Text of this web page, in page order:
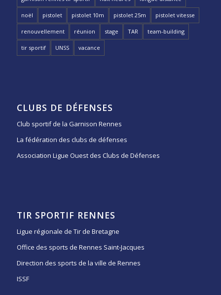
noël pistolet pistolet 10m pistolet 25m pistolet vitesse
renouvellement réunion stage TAR team-building
tir sportif UNSS vacance
CLUBS DE DÉFENSES
Club sportif de la Garnison Rennes
La fédération des clubs de défenses
Association Ligue Ouest des Clubs de Défenses
TIR SPORTIF RENNES
Ligue régionale de Tir de Bretagne
Office des sports de Rennes Saint-Jacques
Direction des sports de la ville de Rennes
ISSF